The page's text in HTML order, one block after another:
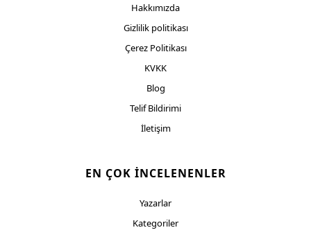
Hakkımızda
Gizlilik politikası
Çerez Politikası
KVKK
Blog
Telif Bildirimi
İletişim
EN ÇOK İNCELENENLER
Yazarlar
Kategoriler